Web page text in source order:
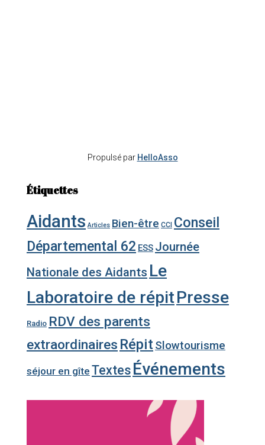
Propulsé par HelloAsso
Étiquettes
Aidants Articles Bien-être CCI Conseil
Départemental 62 ESS Journée
Nationale des Aidants Le
Laboratoire de répitPresse
Radio RDV des parents
extraordinaires RépitSlowtourisme
séjour en gîte Textes Événements